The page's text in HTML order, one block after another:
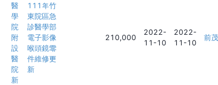
醫
學
院
附
設
醫
院
新
111年竹
東院區急
診醫學部
電子影像
喉頭鏡零
件維修更
新
210,000
2022-
11-10
2022-
11-10
前